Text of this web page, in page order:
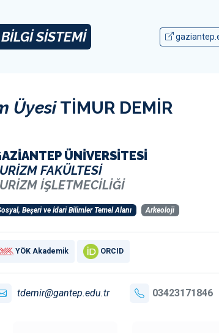
BİLGİ SİSTEMİ
ÜyesiTİMUR DEMİR
ÜNİVERSİTESİ
FAKÜLTESİ
İŞLETMECİLİĞİ
Beşeri ve İdari Bilimler Temel Alanı Arkeoloji
YÖK Akademik ORCID
tdemir@gantep.edu.tr 03423171846